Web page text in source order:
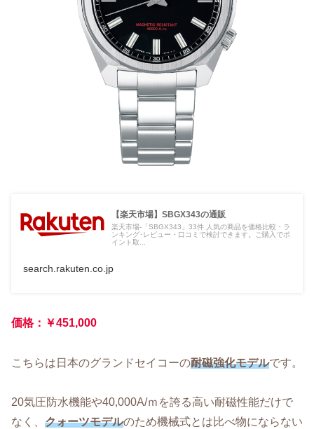
【楽天市場】SBGX343の通販
楽天市場-「SBGX343」33件 人気の商品を価格比較・ラ
ンキング･レビュー・口コミで検討できます。ご購入でポ
イント取...
search.rakuten.co.jp
価格：￥451,000
こちらは日本のグランドセイコーの耐磁強化モデルです。
20気圧防水機能や40,000A/ｍを誇る高い耐磁性能だけで
なく、 クォーツモデルのため機械式とは比べ物にならない